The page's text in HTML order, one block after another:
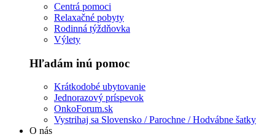
Centrá pomoci
Relaxačné pobyty
Rodinná týždňovka
Výlety
Hľadám inú pomoc
Krátkodobé ubytovanie
Jednorazový príspevok
OnkoForum.sk
Vystrihaj sa Slovensko / Parochne / Hodvábne šatky
O nás